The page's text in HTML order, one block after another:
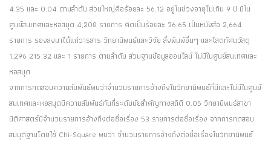
4.35 และ 0.04 ตามลำดับ ส่วนใหญ่คือร้อยละ 56.12 อยู่ในช่วงอายุไม่เกิน 9 ปี มีใน
ศูนย์สนเทศและหอสมุด 4,208 รายการ คิดเป็นร้อยละ 36.65 เป็นหนังสือ 2,664
รายการ รองลงมาได้แก่วารสาร วิทยานิพนธ์และวิจัย สิ่งพิมพ์อื่นๆ และโสตทัศนวัสดุ
1,296 215 32 และ 1 รายการ ตามลำดับ ส่วนฐานข้อมูลออนไลน์ ไม่มีในศูนย์สนเทศและ
หอสมุด
จากการทดสอบความสัมพันธ์พบว่าจำนวนรายการอ้างถึงในวิทยานิพนธ์ที่มีและไม่มีในศูนย์
สนเทศและหอสมุดมีความสัมพันธ์กันที่ระดับนัยสำคัญทางสถิติ 0.05 วิทยานิพนธ์สาขา
นิติศาสตร์มีจำนวนรายการอ้างถึงต่อชื่อเรื่อง 53 รายการต่อชื่อเรื่อง จากการทดสอบ
สมมุติฐานโดยใช้ Chi-Square พบว่า จำนวนรายการอ้างถึงต่อชื่อเรื่องในวิทยานิพนธ์